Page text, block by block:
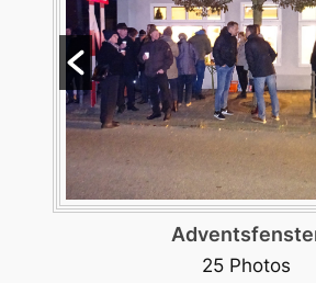
Burgerversammlung
37 Photos